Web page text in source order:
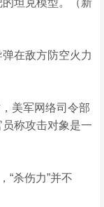
坦克模型。（新
在敌方防空火力
美军网络司令部
称攻击对象是一
杀伤力”并不